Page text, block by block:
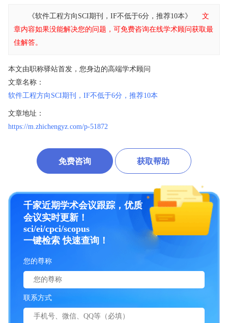
《软件工程方向SCI期刊，IF不低于6分，推荐10本》
文
章内容如果没能解决您的问题，可免费咨询在线学术顾问获取最
佳解答。
本文由职称驿站首发，您身边的高端学术顾问
文章名称：
软件工程方向SCI期刊，IF不低于6分，推荐10本
文章地址：
https://m.zhichengyz.com/p-51872
免费咨询 获取帮助
千家近期学术会议跟踪，优质
会议实时更新！
sci/ei/cpci/scopus
一键检索 快速查询！
您的尊称
联系方式